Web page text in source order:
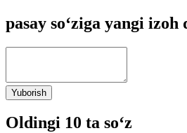
pasay so‘ziga yangi izoh
Yuborish
Oldingi 10 ta so‘z